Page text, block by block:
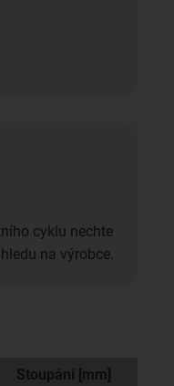
cyklu nechte
na výrobce.
Stoupání [mm]